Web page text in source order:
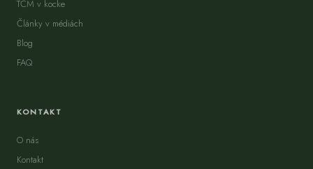
TČM v kocke
Články v médiách
Blog
FAQ
KONTAKT
O nás
Kontakt